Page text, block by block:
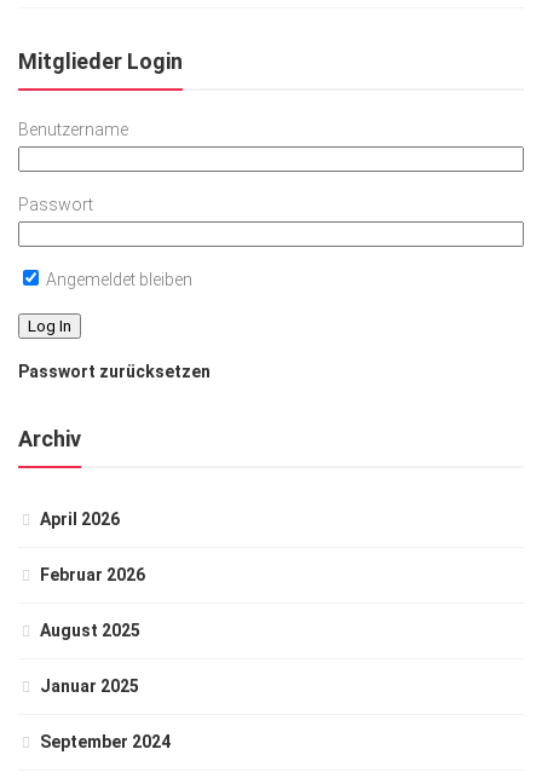
Mitglieder Login
Benutzername
Passwort
Angemeldet bleiben
Passwort zurücksetzen
Archiv
April 2026
Februar 2026
August 2025
Januar 2025
September 2024